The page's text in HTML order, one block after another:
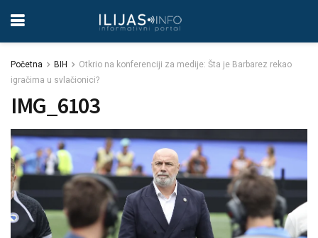
Početna BIH
Otkrio na konferenciji za medije: Šta je Barbarez rekao
igračima u svlačionici?
IMG_6103